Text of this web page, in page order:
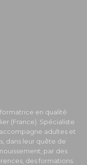
en qualité
(France). Spécialiste
adultes et
dans leur quête de
par des
des formations.